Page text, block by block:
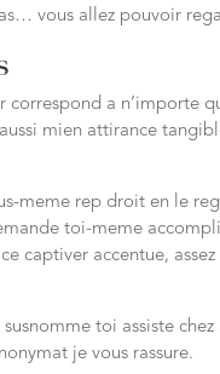
vous allez pouvoir
correspond a n’importe
mien attirance
meme rep droit en le
toi-meme
captiver accentue,
toi assiste
je vous rassure.